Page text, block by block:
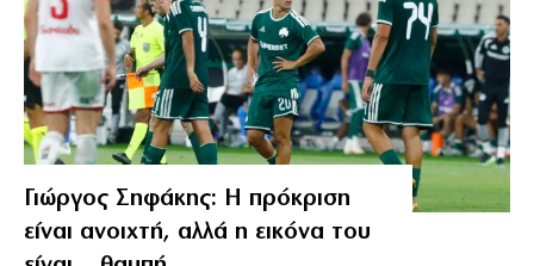
Γιώργος Σηφάκης: Η πρόκριση
είναι ανοιχτή, αλλά η εικόνα του